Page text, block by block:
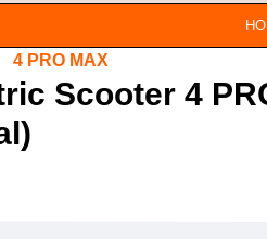
4 PRO MAX
Scooter 4